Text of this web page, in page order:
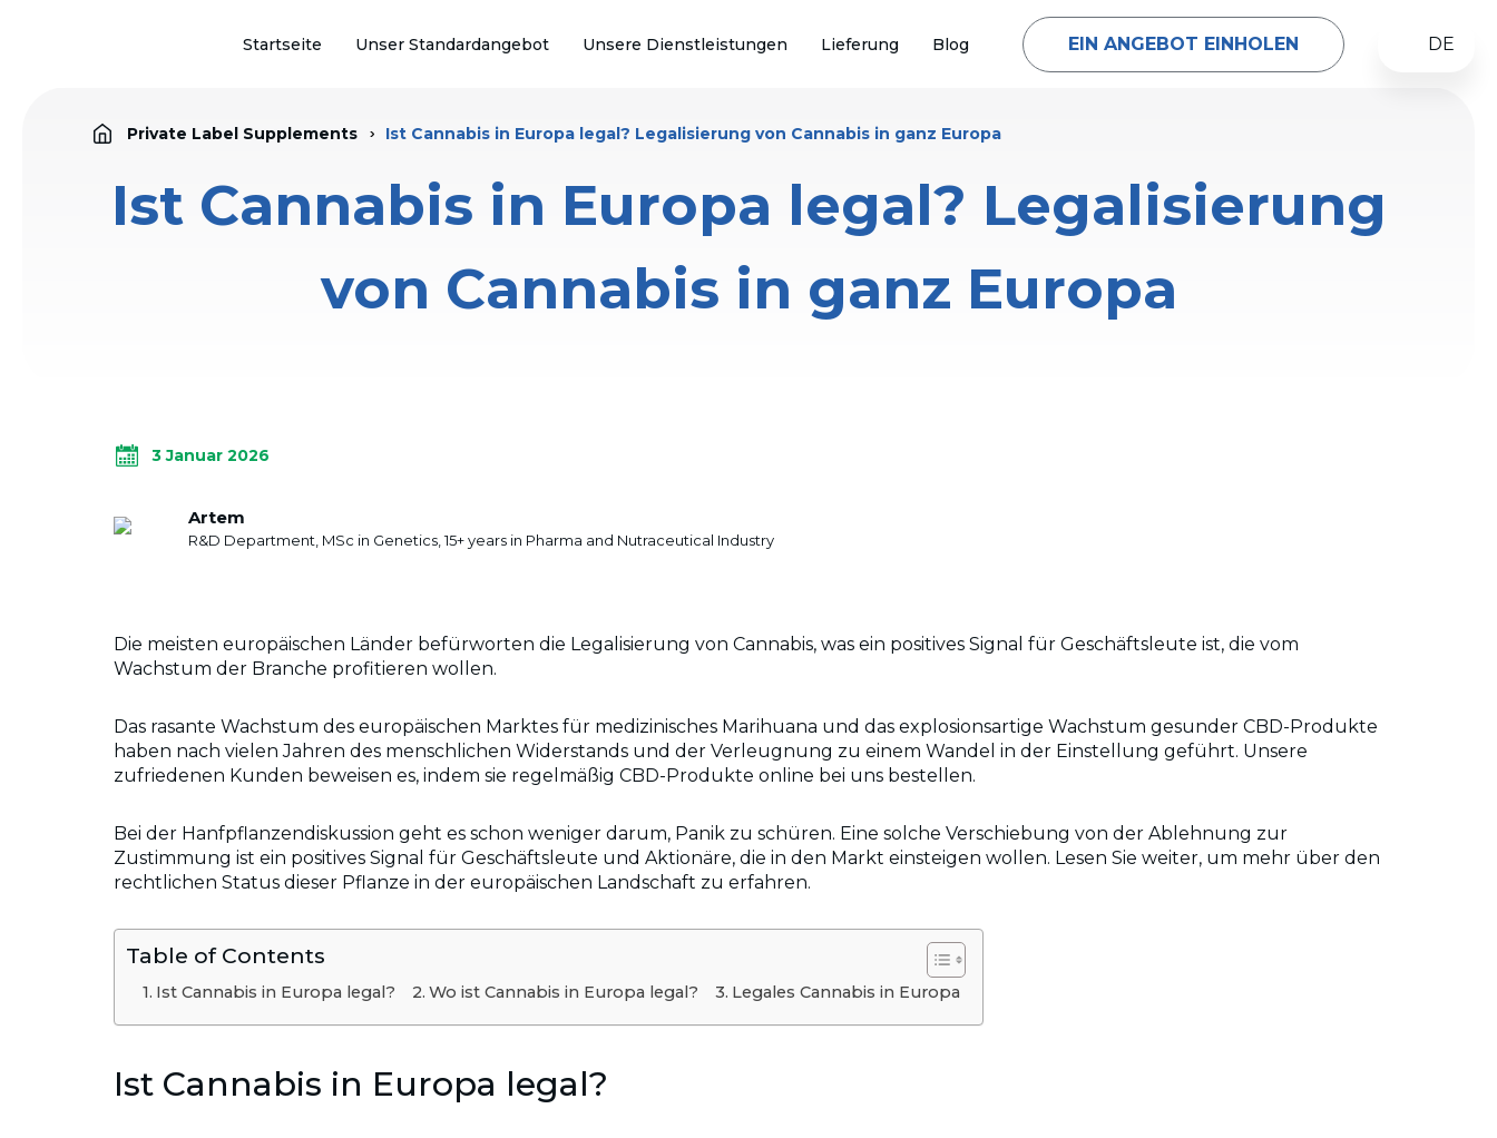
Startseite Unser Standardangebot Unsere Dienstleistungen Lieferung Blog EIN ANGEBOT EINHOLEN DE
Private Label Supplements Ist Cannabis in Europa legal? Legalisierung von Cannabis in ganz Europa
Ist Cannabis in Europa legal? Legalisierung
von Cannabis in ganz Europa
3 Januar 2026
Artem
R&D Department, MSc in Genetics, 15+ years in Pharma and Nutraceutical Industry
Die meisten europäischen Länder befürworten die Legalisierung von Cannabis, was ein positives Signal für Geschäftsleute ist, die vom
Wachstum der Branche profitieren wollen.
Das rasante Wachstum des europäischen Marktes für medizinisches Marihuana und das explosionsartige Wachstum gesunder CBD-Produkte
haben nach vielen Jahren des menschlichen Widerstands und der Verleugnung zu einem Wandel in der Einstellung geführt. Unsere
zufriedenen Kunden beweisen es, indem sie regelmäßig CBD-Produkte online bei uns bestellen.
Bei der Hanfpflanzendiskussion geht es schon weniger darum, Panik zu schüren. Eine solche Verschiebung von der Ablehnung zur
Zustimmung ist ein positives Signal für Geschäftsleute und Aktionäre, die in den Markt einsteigen wollen. Lesen Sie weiter, um mehr über den
rechtlichen Status dieser Pflanze in der europäischen Landschaft zu erfahren.
Table of Contents
Ist Cannabis in Europa legal? Wo ist Cannabis in Europa legal? Legales Cannabis in Europa
Ist Cannabis in Europa legal?